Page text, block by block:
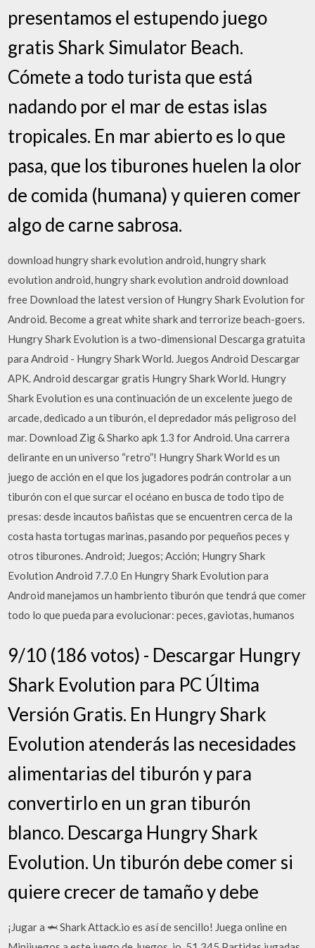
presentamos el estupendo juego
gratis Shark Simulator Beach.
Cómete a todo turista que está
nadando por el mar de estas islas
tropicales. En mar abierto es lo que
pasa, que los tiburones huelen la olor
de comida (humana) y quieren comer
algo de carne sabrosa.
download hungry shark evolution android, hungry shark
evolution android, hungry shark evolution android download
free Download the latest version of Hungry Shark Evolution for
Android. Become a great white shark and terrorize beach-goers.
Hungry Shark Evolution is a two-dimensional Descarga gratuita
para Android - Hungry Shark World. Juegos Android Descargar
APK. Android descargar gratis Hungry Shark World. Hungry
Shark Evolution es una continuación de un excelente juego de
arcade, dedicado a un tiburón, el depredador más peligroso del
mar. Download Zig & Sharko apk 1.3 for Android. Una carrera
delirante en un universo “retro”! Hungry Shark World es un
juego de acción en el que los jugadores podrán controlar a un
tiburón con el que surcar el océano en busca de todo tipo de
presas: desde incautos bañistas que se encuentren cerca de la
costa hasta tortugas marinas, pasando por pequeños peces y
otros tiburones. Android; Juegos; Acción; Hungry Shark
Evolution Android 7.7.0 En Hungry Shark Evolution para
Android manejamos un hambriento tiburón que tendrá que comer
todo lo que pueda para evolucionar: peces, gaviotas, humanos
9/10 (186 votos) - Descargar Hungry
Shark Evolution para PC Última
Versión Gratis. En Hungry Shark
Evolution atenderás las necesidades
alimentarias del tiburón y para
convertirlo en un gran tiburón
blanco. Descarga Hungry Shark
Evolution. Un tiburón debe comer si
quiere crecer de tamaño y debe
¡Jugar a 🦈 Shark Attack.io es así de sencillo! Juega online en